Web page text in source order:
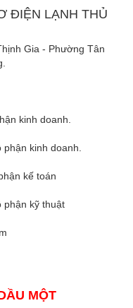
ĐIỆN LẠNH THỦ
Gia - Phường Tân
kinh doanh.
kinh doanh.
kế toán
phận kỹ thuật
MỘT